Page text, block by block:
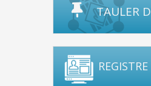
TAULER